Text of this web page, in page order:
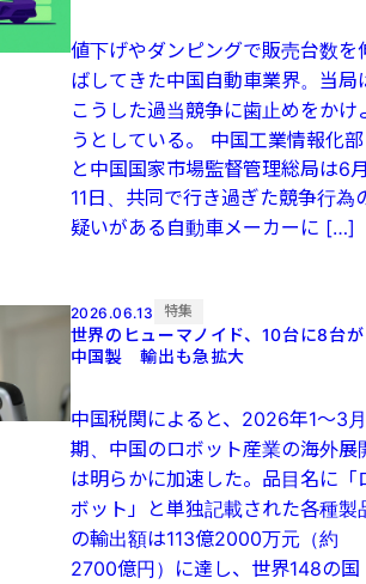
値下げやダンピングで販売台数を
ばしてきた中国自動車業界。当局
こうした過当競争に歯止めをかけ
うとしている。 中国工業情報化部
と中国国家市場監督管理総局は6
11日、共同で行き過ぎた競争行為
疑いがある自動車メーカーに […]
2026.06.13 特集
世界のヒューマノイド、10台に8台が
中国製 輸出も急拡大
中国税関によると、2026年1～3月
期、中国のロボット産業の海外展
は明らかに加速した。品目名に「
ボット」と単独記載された各種製
の輸出額は113億2000万元（約
2700億円）に達し、世界148の国